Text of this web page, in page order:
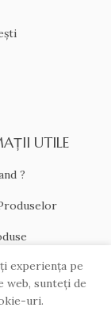
UTILE
?
experiența pe
web, sunteți de
uri.